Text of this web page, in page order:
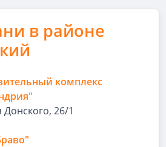
в районе
комплекс
26/1